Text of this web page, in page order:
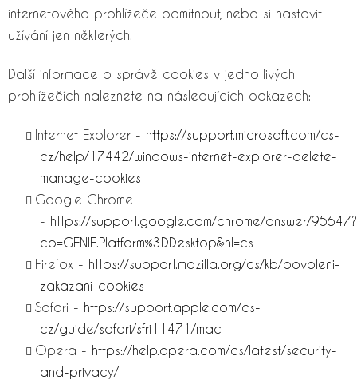
internetového prohlížeče odmítnout, nebo si nastavit
užívání jen některých.
Další informace o správě cookies v jednotlivých
prohlížečích naleznete na následujících odkazech:
Internet Explorer - https://support.microsoft.com/cs-
cz/help/17442/windows-internet-explorer-delete-
manage-cookies
Google Chrome
- https://support.google.com/chrome/answer/95647?
co=GENIE.Platform%3DDesktop&hl=cs
Firefox - https://support.mozilla.org/cs/kb/povoleni-
zakazani-cookies
Safari - https://support.apple.com/cs-
cz/guide/safari/sfri11471/mac
Opera - https://help.opera.com/cs/latest/security-
and-privacy/